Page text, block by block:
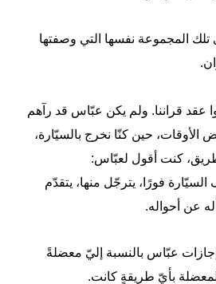
تلك المجموعة نفسها التي وصفتها
عقد قراننا. ولم يكن عبّاس قد رآهم
الأوقات، حين كنّا نخرج بالسيّارة،
كنت أقول لعبّاس:
فورًا، يترجّل منها، يتقدّم
عن أحواله.
عبّاس بالنسبة إليّ معضلةً
بأيّ طريقةٍ كانت.